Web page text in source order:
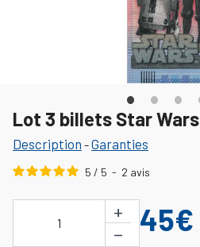
Lot 3 billets Star Wars
Description -Garanties
5 / 5 - 2 avis
1
+
−
45€